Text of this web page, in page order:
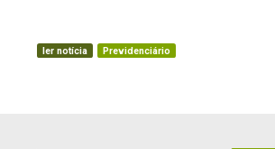
ler notícia Previdenciário